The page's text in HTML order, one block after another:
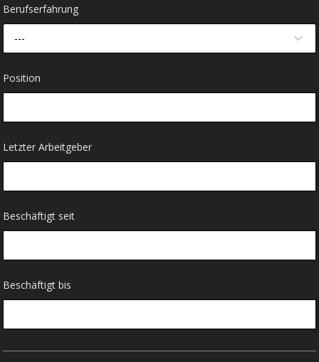
Berufserfahrung
---
Position
Letzter Arbeitgeber
Beschäftigt seit
Beschäftigt bis